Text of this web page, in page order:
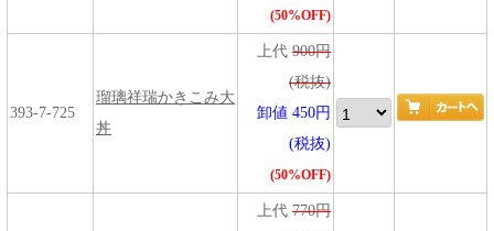
(50%OFF)
393-7-725
瑠璃祥瑞かきこみ大
丼
上代 900円
(税抜)
卸値 450円
(税抜)
(50%OFF)
上代 770円